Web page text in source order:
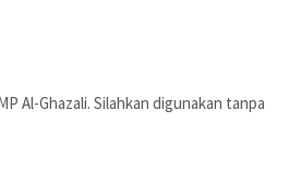
Al-Ghazali. Silahkan digunakan tanpa